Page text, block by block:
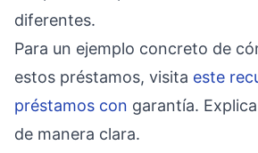
diferentes.
Para un ejemplo concreto de
estos préstamos, visita este
préstamos con garantía.
de manera clara.